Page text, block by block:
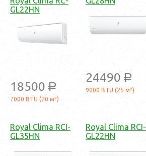
GL22HN
18500 a
7000 BTU (20 м²)
24490 a
9000 BTU (25 м²)
Royal Clima RCI-
GL35HN
Royal Clima RCI-
GL22HN